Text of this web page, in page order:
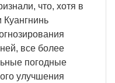
что, хотя в
Куангнинь
все более
погодные
улучшения